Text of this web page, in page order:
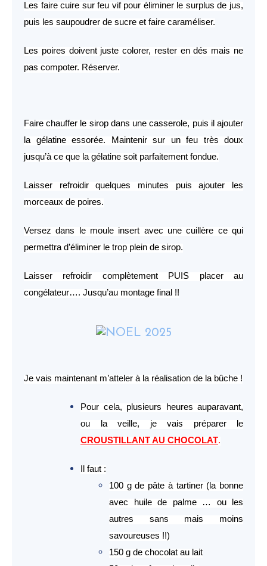
Les faire cuire sur feu vif pour éliminer le surplus de jus,
puis les saupoudrer de sucre et faire caraméliser.
Les poires doivent juste colorer, rester en dés mais ne
pas compoter. Réserver.
Faire chauffer le sirop dans une casserole, puis il ajouter
la gélatine essorée. Maintenir sur un feu très doux
jusqu’à ce que la gélatine soit parfaitement fondue.
Laisser refroidir quelques minutes puis ajouter les
morceaux de poires.
Versez dans le moule insert avec une cuillère ce qui
permettra d’éliminer le trop plein de sirop.
Laisser refroidir complètement PUIS placer au
congélateur…. Jusqu’au montage final !!
Je vais maintenant m’atteler à la réalisation de la bûche !
Pour cela, plusieurs heures auparavant,
ou la veille, je vais préparer le
CROUSTILLANT AU CHOCOLAT.
Il faut :
100 g de pâte à tartiner (la bonne
avec huile de palme … ou les
autres sans mais moins
savoureuses !!)
150 g de chocolat au lait